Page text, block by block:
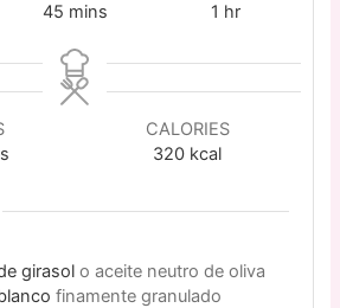
45 mins
1 hr
CALORIES
320 kcal
girasol o aceite neutro de oliva
finamente granulado